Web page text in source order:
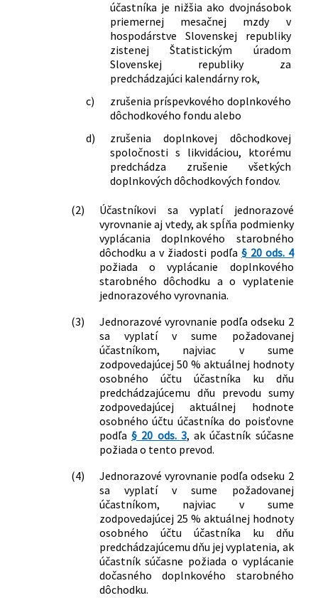
účastníka je nižšia ako dvojnásobok
priemernej mesačnej mzdy v
hospodárstve Slovenskej republiky
zistenej Štatistickým úradom
Slovenskej republiky za
predchádzajúci kalendárny rok,
c)
zrušenia príspevkového doplnkového
dôchodkového fondu alebo
d)
zrušenia doplnkovej dôchodkovej
spoločnosti s likvidáciou, ktorému
predchádza zrušenie všetkých
doplnkových dôchodkových fondov.
(2)
Účastníkovi sa vyplatí jednorazové
vyrovnanie aj vtedy, ak spĺňa podmienky
vyplácania doplnkového starobného
dôchodku a v žiadosti podľa § 20 ods. 4
požiada o vyplácanie doplnkového
starobného dôchodku a o vyplatenie
jednorazového vyrovnania.
(3)
Jednorazové vyrovnanie podľa odseku 2
sa vyplatí v sume požadovanej
účastníkom, najviac v sume
zodpovedajúcej 50 % aktuálnej hodnoty
osobného účtu účastníka ku dňu
predchádzajúcemu dňu prevodu sumy
zodpovedajúcej aktuálnej hodnote
osobného účtu účastníka do poisťovne
podľa § 20 ods. 3, ak účastník súčasne
požiada o tento prevod.
(4)
Jednorazové vyrovnanie podľa odseku 2
sa vyplatí v sume požadovanej
účastníkom, najviac v sume
zodpovedajúcej 25 % aktuálnej hodnoty
osobného účtu účastníka ku dňu
predchádzajúcemu dňu jej vyplatenia, ak
účastník súčasne požiada o vyplácanie
dočasného doplnkového starobného
dôchodku.